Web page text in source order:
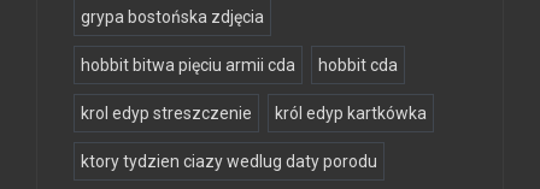
grypa bostońska zdjęcia
hobbit bitwa pięciu armii cda hobbit cda
krol edyp streszczenie król edyp kartkówka
ktory tydzien ciazy wedlug daty porodu